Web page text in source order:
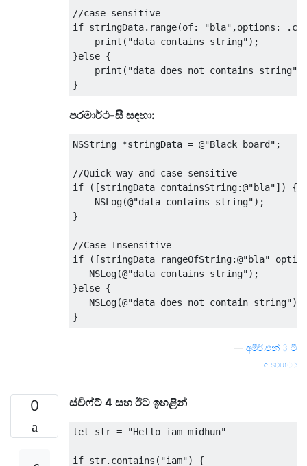
//case sensitive
if stringData. range(of: "bla" ,options : .
    print
( "data contains string");
}else {
    print
( "data does not contains string"
}
පරමාර්ථ-සී සඳහා:
NSString *stringData = @"Black board" ;
//Quick way and case sensitive
if
([stringData containsString:@"bla"])
{
NSLog(@"data contains string");
}
//Case Insensitive
if
([stringData rangeOfString:@"bla"
NSLog(@"data contains string");
}else {
NSLog(@"data does not contain string");
}
අමීර්.එන් 3 ටී
source
0 ස්විෆ්ට් 4 සහ ඊට ඉහළින්
let str = "Hello iam midhun"
if str. contains ( "iam") {